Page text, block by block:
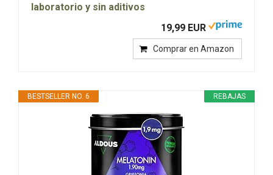
laboratorio y sin aditivos
19,99 EUR
Comprar en Amazon
REBAJAS
BESTSELLER NO. 6